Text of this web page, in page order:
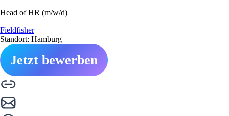
Head of HR (m/w/d)
Fieldfisher
Standort: Hamburg
Jetzt bewerben